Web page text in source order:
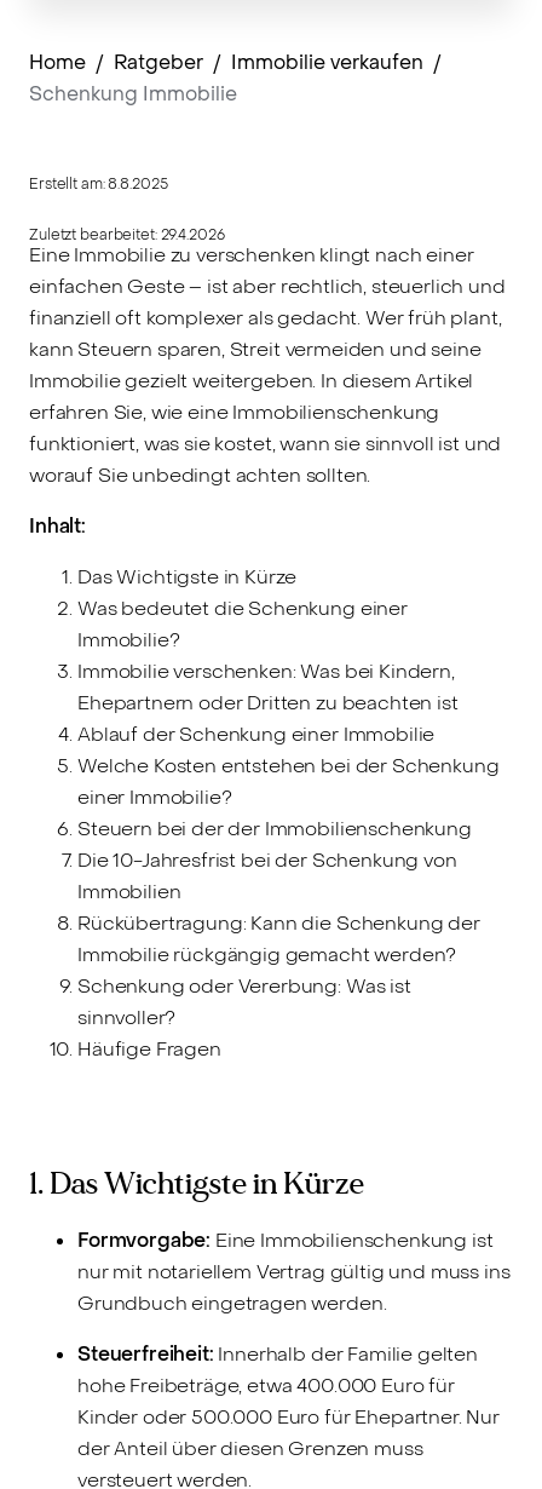
Home / Ratgeber / Immobilie verkaufen /
Schenkung Immobilie
Erstellt am:8.8.2025
Zuletzt bearbeitet:29.4.2026
Eine Immobilie zu verschenken klingt nach einer
einfachen Geste – ist aber rechtlich, steuerlich und
finanziell oft komplexer als gedacht. Wer früh plant,
kann Steuern sparen, Streit vermeiden und seine
Immobilie gezielt weitergeben. In diesem Artikel
erfahren Sie, wie eine Immobilienschenkung
funktioniert, was sie kostet, wann sie sinnvoll ist und
worauf Sie unbedingt achten sollten.
Inhalt:
Das Wichtigste in Kürze
Was bedeutet die Schenkung einer
Immobilie?
Immobilie verschenken: Was bei Kindern,
Ehepartnern oder Dritten zu beachten ist
Ablauf der Schenkung einer Immobilie
Welche Kosten entstehen bei der Schenkung
einer Immobilie?
Steuern bei der der Immobilienschenkung
Die 10-Jahresfrist bei der Schenkung von
Immobilien
Rückübertragung: Kann die Schenkung der
Immobilie rückgängig gemacht werden?
Schenkung oder Vererbung: Was ist
sinnvoller?
Häufige Fragen
1. Das Wichtigste in Kürze
Formvorgabe: Eine Immobilienschenkung ist
nur mit notariellem Vertrag gültig und muss ins
Grundbuch eingetragen werden.
Steuerfreiheit: Innerhalb der Familie gelten
hohe Freibeträge, etwa 400.000 Euro für
Kinder oder 500.000 Euro für Ehepartner. Nur
der Anteil über diesen Grenzen muss
versteuert werden.